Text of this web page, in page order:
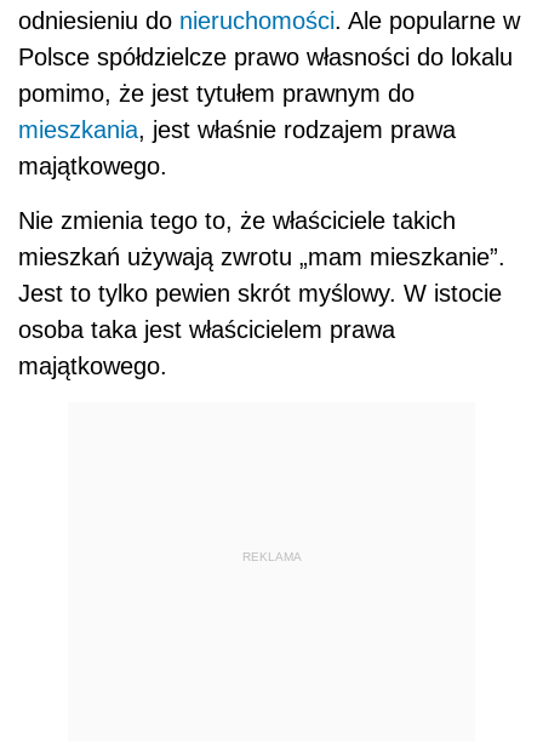
odniesieniu do nieruchomości. Ale popularne w
Polsce spółdzielcze prawo własności do lokalu
pomimo, że jest tytułem prawnym do
mieszkania, jest właśnie rodzajem prawa
majątkowego.
Nie zmienia tego to, że właściciele takich
mieszkań używają zwrotu „mam mieszkanie”.
Jest to tylko pewien skrót myślowy. W istocie
osoba taka jest właścicielem prawa
majątkowego.
REKLAMA